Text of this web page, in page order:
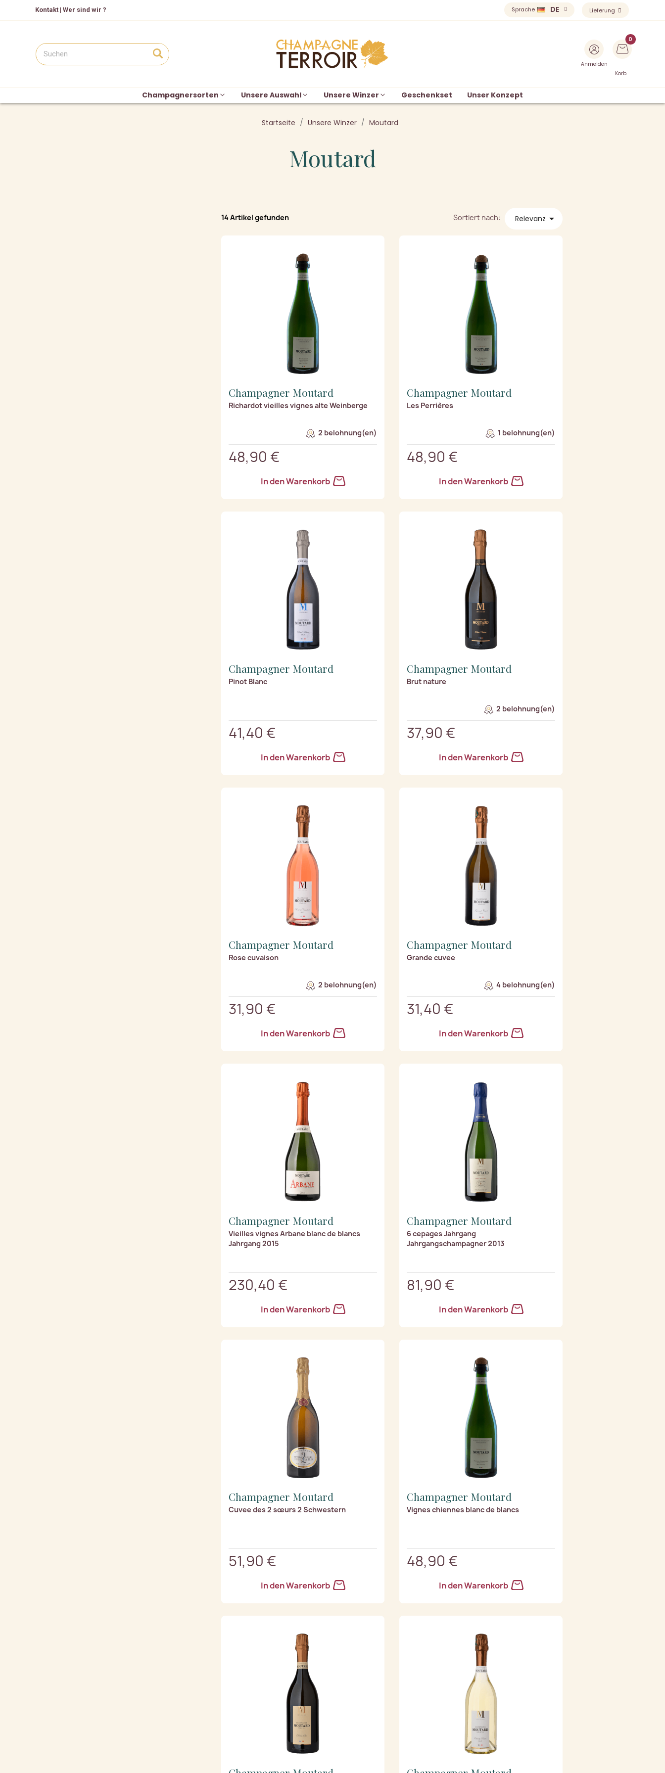
Kontakt | Wer sind wir ? Sprache DE Lieferung
Anmelden
Korb
Champagnersorten Unsere Auswahl Unsere Winzer Geschenkset Unser Konzept
Startseite Unsere Winzer Moutard
Moutard
14 Artikel gefunden Sortiert nach: Relevanz 
Champagner Moutard
Richardot vieilles vignes alte Weinberge
2 belohnung(en)
48,90 €
In den Warenkorb
Champagner Moutard
Les Perrières
1 belohnung(en)
48,90 €
In den Warenkorb
Champagner Moutard
Pinot Blanc
41,40 €
In den Warenkorb
Champagner Moutard
Brut nature
2 belohnung(en)
37,90 €
In den Warenkorb
Champagner Moutard
Rose cuvaison
2 belohnung(en)
31,90 €
In den Warenkorb
Champagner Moutard
Grande cuvee
4 belohnung(en)
31,40 €
In den Warenkorb
Champagner Moutard
Vieilles vignes Arbane blanc de blancs
Jahrgang 2015
230,40 €
In den Warenkorb
Champagner Moutard
6 cepages Jahrgang
Jahrgangschampagner 2013
81,90 €
In den Warenkorb
Champagner Moutard
Cuvee des 2 sœurs 2 Schwestern
51,90 €
In den Warenkorb
Champagner Moutard
Vignes chiennes blanc de blancs
48,90 €
In den Warenkorb